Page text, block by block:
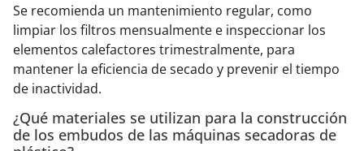
Se recomienda un mantenimiento regular, como
limpiar los filtros mensualmente e inspeccionar los
elementos calefactores trimestralmente, para
mantener la eficiencia de secado y prevenir el tiempo
de inactividad.
¿Qué materiales se utilizan para la construcción
de los embudos de las máquinas secadoras de